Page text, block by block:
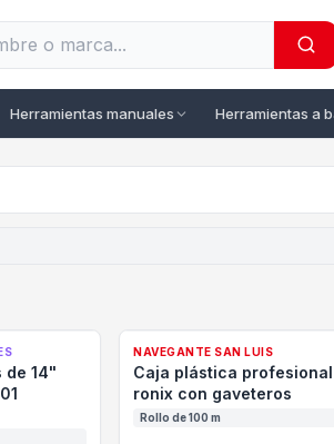
Herramientas manuales Herramientas a
de 14"
NAVEGANTE SAN LUIS
Caja plástica profesional
ronix con gaveteros
Rollo de 100 m